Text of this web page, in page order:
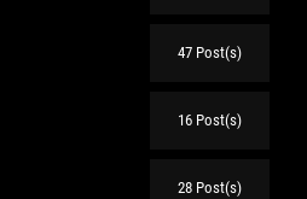
47 Post(s)
16 Post(s)
28 Post(s)